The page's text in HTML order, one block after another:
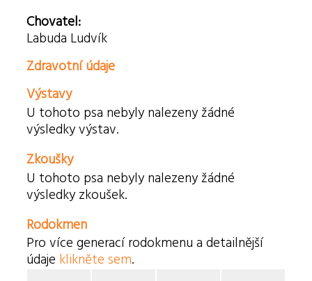
Chovatel:
Labuda Ludvík
Zdravotní údaje
Výstavy
U tohoto psa nebyly nalezeny žádné
výsledky výstav.
Zkoušky
U tohoto psa nebyly nalezeny žádné
výsledky zkoušek.
Rodokmen
Pro více generací rodokmenu a detailnější
údaje klikněte sem.